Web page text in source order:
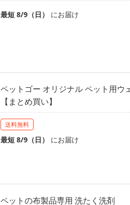
最短 8/9（日） にお届け
ペットゴー オリジナル ペット用ウ
【まとめ買い】
送料無料
最短 8/9（日） にお届け
ペットの布製品専用 洗たく洗剤